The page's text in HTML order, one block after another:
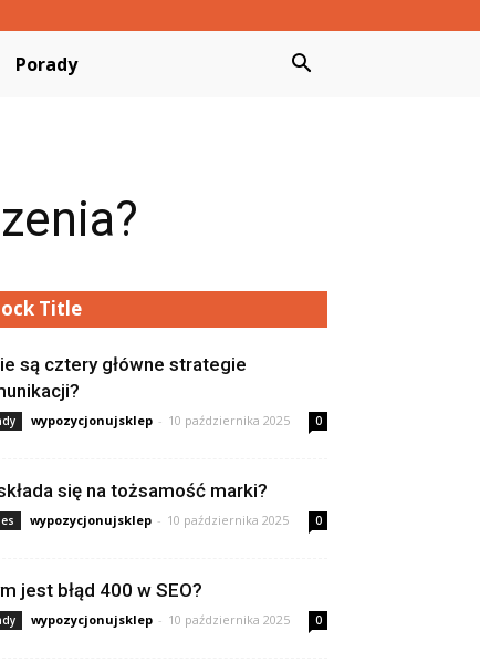
Porady
Title
są cztery główne strategie
wypozycjonujsklep - 10 października 2025 0
się na tożsamość marki?
wypozycjonujsklep - 10 października 2025 0
jest błąd 400 w SEO?
wypozycjonujsklep - 10 października 2025 0